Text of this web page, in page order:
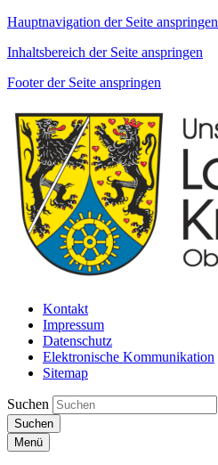
Hauptnavigation der Seite anspringen
Inhaltsbereich der Seite anspringen
Footer der Seite anspringen
Kontakt
Impressum
Datenschutz
Elektronische Kommunikation
Sitemap
Suchen
Suchen
Menü